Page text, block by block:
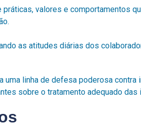
valores e comportamentos
as atitudes diárias dos
uma linha de defesa poderosa contra
sobre o tratamento adequado das